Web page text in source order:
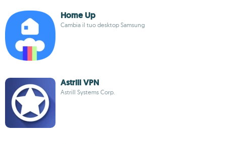
Home Up
Cambia il tuo desktop Samsung
Astrill VPN
Astrill Systems Corp.